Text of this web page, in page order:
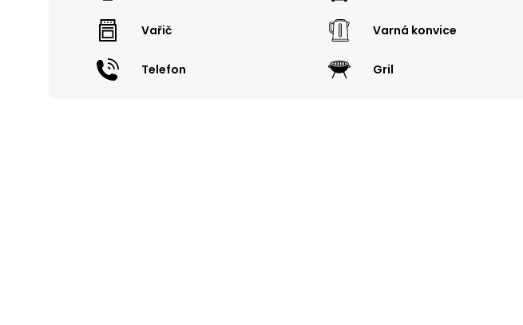
Vařič Varná konvice
Telefon Gril